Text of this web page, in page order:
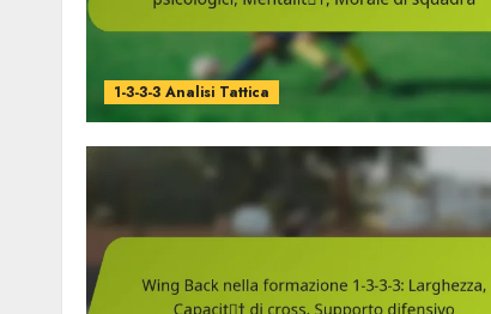
1-3-3-3 Analisi Tattica